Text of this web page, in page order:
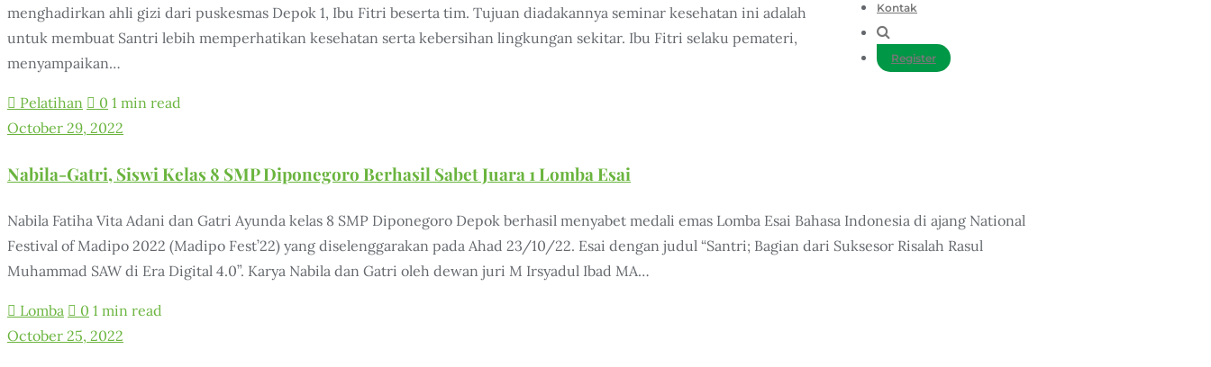
Kontak
Register
menghadirkan ahli gizi dari puskesmas Depok 1, Ibu Fitri beserta tim. Tujuan diadakannya seminar kesehatan ini adalah
untuk membuat Santri lebih memperhatikan kesehatan serta kebersihan lingkungan sekitar. Ibu Fitri selaku pemateri,
menyampaikan…
Pelatihan 0 1 min read
October 29, 2022
Nabila-Gatri, Siswi Kelas 8 SMP Diponegoro Berhasil Sabet Juara 1 Lomba Esai
Nabila Fatiha Vita Adani dan Gatri Ayunda kelas 8 SMP Diponegoro Depok berhasil menyabet medali emas Lomba Esai Bahasa Indonesia di ajang National
Festival of Madipo 2022 (Madipo Fest’22) yang diselenggarakan pada Ahad 23/10/22. Esai dengan judul “Santri; Bagian dari Suksesor Risalah Rasul
Muhammad SAW di Era Digital 4.0”. Karya Nabila dan Gatri oleh dewan juri M Irsyadul Ibad MA…
Lomba 0 1 min read
October 25, 2022